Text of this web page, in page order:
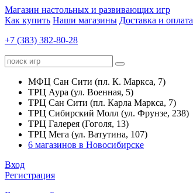
Магазин настольных и развивающих игр
Как купить Наши магазины Доставка и оплата
+7 (383) 382-80-28
МФЦ Сан Сити (пл. К. Маркса, 7)
ТРЦ Аура (ул. Военная, 5)
ТРЦ Сан Сити (пл. Карла Маркса, 7)
ТРЦ Сибирский Молл (ул. Фрунзе, 238)
ТРЦ Галерея (Гоголя, 13)
ТРЦ Мега (ул. Ватутина, 107)
6 магазинов в Новосибирске
Вход
Регистрация